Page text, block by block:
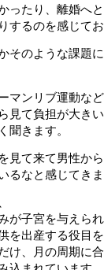
ったり、離婚へ
するのを感じてお
そのような課題
マンリブ運動など
見て負担が大き
聞きます。
見て来て男性か
るなと感じてきま
が子宮を与えられ
を出産する役目
け、月の周期に